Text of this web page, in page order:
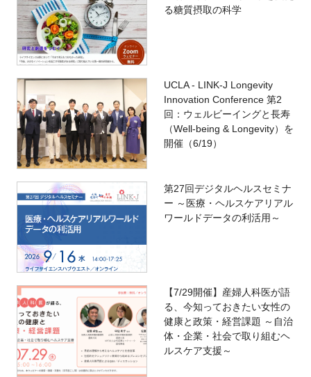
る糖質摂取の科学
UCLA - LINK-J Longevity
Innovation Conference 第2
回：ウェルビーイングと長寿
（Well-being & Longevity）を
開催（6/19）
第27回デジタルヘルスセミナ
ー ～医療・ヘルスケアリアル
ワールドデータの利活用～
【7/29開催】産婦人科医が語
る、今知っておきたい女性の
健康と政策・経営課題 ～自治
体・企業・社会で取り組むヘ
ルスケア支援～